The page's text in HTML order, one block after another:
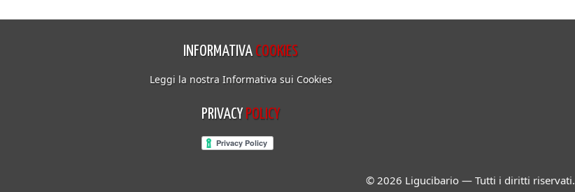
INFORMATIVA COOKIES
Leggi la nostra Informativa sui Cookies
PRIVACY POLICY
© 2026 Ligucibario — Tutti i diritti riservati.